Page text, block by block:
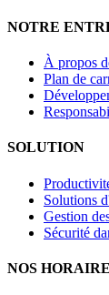
NOTRE
À propos
Plan de
SOLUTION
Solutions
Gestion
Sécurité
NOS